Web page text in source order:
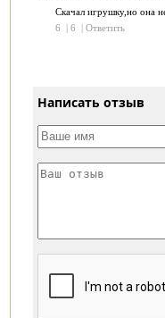
Скачал игрушку,но она не
6
| 6 | Ответить
Написать отзыв